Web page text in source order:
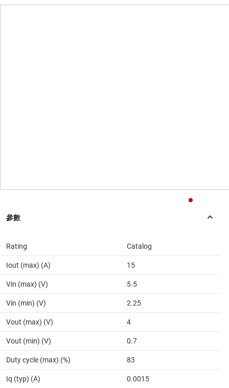
Rating Catalog
Iout (max) (A) 15
Vin (max) (V) 5.5
Vin (min) (V) 2.25
Vout (max) (V) 4
Vout (min) (V) 0.7
Duty cycle (max) (%) 83
Iq (typ) (A) 0.0015